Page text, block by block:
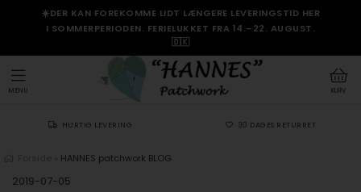
☀️DER KAN FOREKOMME LIDT LÆNGERE LEVERINGSTID HER
I SOMMERPERIODEN. FERIELUKKET FRA 14.–22. AUGUST.
🇩🇰
KURV
MENU
HURTIG LEVERING 30 DAGES RETURRET
HANNES patchwork BLOG
2019-07-05